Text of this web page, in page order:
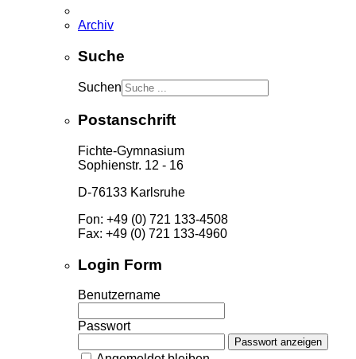
Archiv
Suche
Suchen
Postanschrift
Fichte-Gymnasium
Sophienstr. 12 - 16
D-76133 Karlsruhe
Fon: +49 (0) 721 133-4508
Fax: +49 (0) 721 133-4960
Login Form
Benutzername
Passwort
Passwort anzeigen